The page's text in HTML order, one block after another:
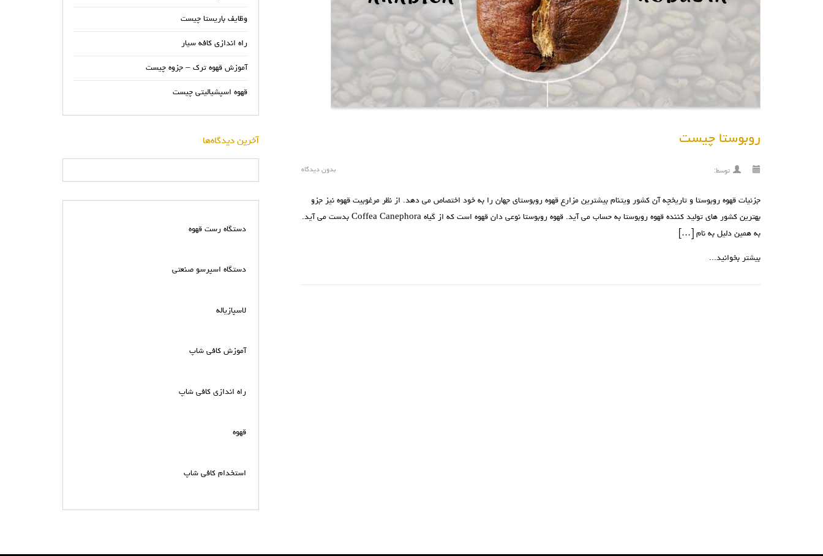
روبوستا چیست
توسط: بدون دیدگاه
جزئیات قهوه روبوستا و تاریخچه آن کشور ویتنام بیشترین مزارع قهوه روبوستای جهان را به خود اختصاص می دهد. از نظر مرغوبیت قهوه نیز جزو
بهترین کشور های تولید کننده قهوه روبوستا به حساب می آید. قهوه روبوستا نوعی دان قهوه است که از گیاه Coffea Canephora بدست می آید.
به همین دلیل به نام […]
بیشتر بخوانید...
وظایف باریستا چیست
راه اندازی کافه سیار
آموزش قهوه ترک – جزوه چیست
قهوه اسپشیالیتی چیست
آخرین دیدگاه‌ها
دستگاه رست قهوه
دستگاه اسپرسو صنعتی
لاسپازیاله
آموزش کافی شاپ
راه اندازی کافی شاپ
قهوه
استخدام کافی شاپ